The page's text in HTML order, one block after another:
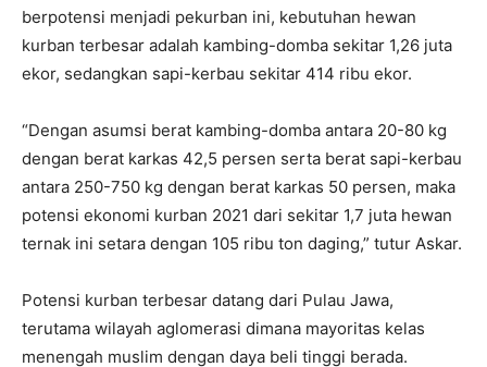
berpotensi menjadi pekurban ini, kebutuhan hewan
kurban terbesar adalah kambing-domba sekitar 1,26 juta
ekor, sedangkan sapi-kerbau sekitar 414 ribu ekor.
“Dengan asumsi berat kambing-domba antara 20-80 kg
dengan berat karkas 42,5 persen serta berat sapi-kerbau
antara 250-750 kg dengan berat karkas 50 persen, maka
potensi ekonomi kurban 2021 dari sekitar 1,7 juta hewan
ternak ini setara dengan 105 ribu ton daging,” tutur Askar.
Potensi kurban terbesar datang dari Pulau Jawa,
terutama wilayah aglomerasi dimana mayoritas kelas
menengah muslim dengan daya beli tinggi berada.